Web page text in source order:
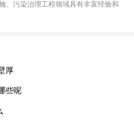
、污染治理工程领域具有丰富经验和
厚
些呢